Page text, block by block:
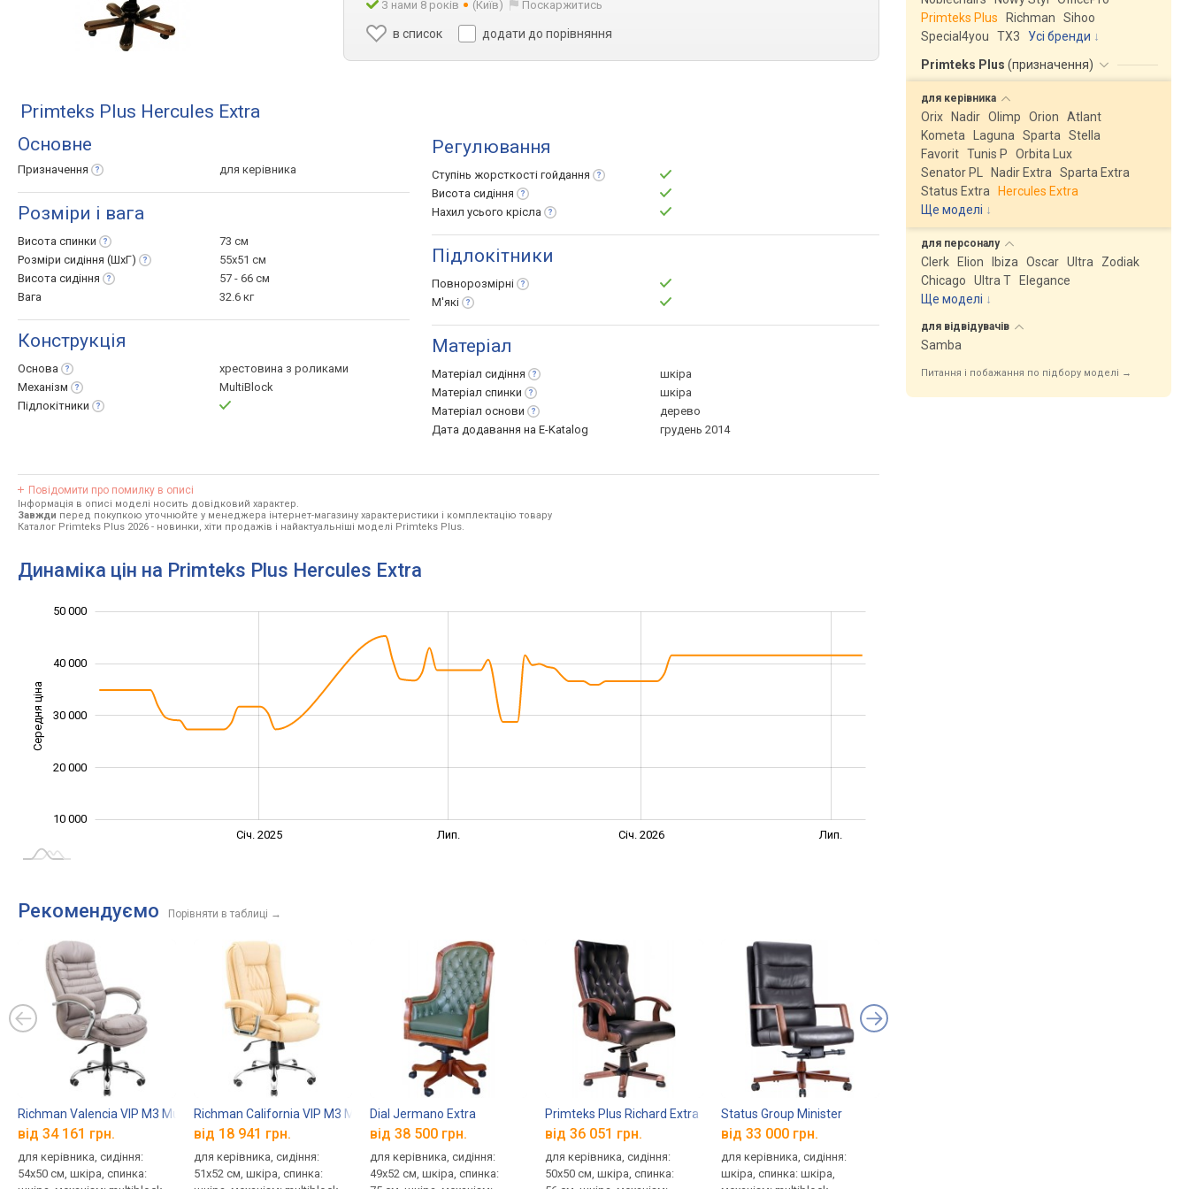
З нами 8 років (Київ) Поскаржитись
в список додати до порівняння
Primteks Plus Hercules Extra
Основне
Призначення для керівника
Розміри і вага
Висота спинки
73 см
Розміри сидіння (ШхГ)
55x51 см
Висота сидіння
57 - 66 см
Вага
32.6 кг
Конструкція
Основа
хрестовина з роликами
Механізм
MultiBlock
Підлокітники
Регулювання
Ступінь жорсткості гойдання
Висота сидіння
Нахил усього крісла
Підлокітники
Повнорозмірні
М'які
Матеріал
Матеріал сидіння
шкіра
Матеріал спинки
шкіра
Матеріал основи
дерево
Дата додавання на E-Katalog
грудень 2014
Повідомити про помилку в описі
Інформація в описі моделі носить довідковий характер.
Завжди перед покупкою уточнюйте у менеджера інтернет-магазину характеристики і комплектацію товару
Каталог Primteks Plus 2026 - новинки, хіти продажів і найактуальніші моделі Primteks Plus.
Динаміка цін на Primteks Plus Hercules Extra
Середня ціна 15 000
10 000
20 000
30 000
40 000
50 000
Січ. 2025 Лип. Січ. 2026 Лип.
Рекомендуємо Порівняти в таблиці →
Richman Valencia VIP M3 MultiBlock
від 34 161 грн.
для керівника, сидіння:
54x50 см, шкіра, спинка:
Richman California VIP M3 MultiBlock
від 18 941 грн.
для керівника, сидіння:
51x52 см, шкіра, спинка:
Dial Jermano Extra
від 38 500 грн.
для керівника, сидіння:
49x52 см, шкіра, спинка:
Primteks Plus Richard Extra
від 36 051 грн.
для керівника, сидіння:
50x50 см, шкіра, спинка:
Status Group Minister
від 33 000 грн.
для керівника, сидіння:
шкіра, спинка: шкіра,
Primteks Plus
Richman
Sihoo
Special4you
ТX3
Усі бренди
Primteks Plus (призначення)
для керівника
Orix Nadir Olimp Orion
Atlant
Kometa
Laguna Sparta
Stella
Favorit Tunis P
Orbita Lux
Senator PL
Nadir Extra
Sparta Extra
Status Extra
Hercules Extra
Ще моделі ↓
для персоналу
Clerk Elion Ibiza Oscar Ultra
Zodiak
Chicago
Ultra T
Elegance
Ще моделі ↓
для відвідувачів
Samba
Питання і побажання по підбору моделі →